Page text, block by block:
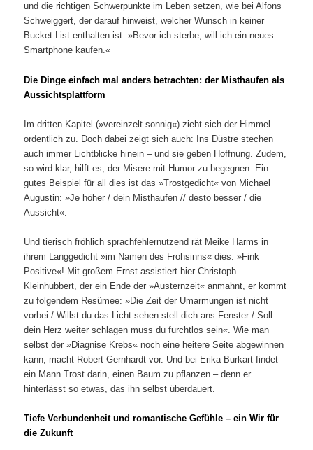
und die richtigen Schwerpunkte im Leben setzen, wie bei Alfons
Schweiggert, der darauf hinweist, welcher Wunsch in keiner
Bucket List enthalten ist: »Bevor ich sterbe, will ich ein neues
Smartphone kaufen.«
Die Dinge einfach mal anders betrachten: der Misthaufen als
Aussichtsplattform
Im dritten Kapitel (»vereinzelt sonnig«) zieht sich der Himmel
ordentlich zu. Doch dabei zeigt sich auch: Ins Düstre stechen
auch immer Lichtblicke hinein – und sie geben Hoffnung. Zudem,
so wird klar, hilft es, der Misere mit Humor zu begegnen. Ein
gutes Beispiel für all dies ist das »Trostgedicht« von Michael
Augustin: »Je höher / dein Misthaufen // desto besser / die
Aussicht«.
Und tierisch fröhlich sprachfehlernutzend rät Meike Harms in
ihrem Langgedicht »im Namen des Frohsinns« dies: »Fink
Positive«! Mit großem Ernst assistiert hier Christoph
Kleinhubbert, der ein Ende der »Austernzeit« anmahnt, er kommt
zu folgendem Resümee: »Die Zeit der Umarmungen ist nicht
vorbei / Willst du das Licht sehen stell dich ans Fenster / Soll
dein Herz weiter schlagen muss du furchtlos sein«. Wie man
selbst der »Diagnise Krebs« noch eine heitere Seite abgewinnen
kann, macht Robert Gernhardt vor. Und bei Erika Burkart findet
ein Mann Trost darin, einen Baum zu pflanzen – denn er
hinterlässt so etwas, das ihn selbst überdauert.
Tiefe Verbundenheit und romantische Gefühle – ein Wir für
die Zukunft